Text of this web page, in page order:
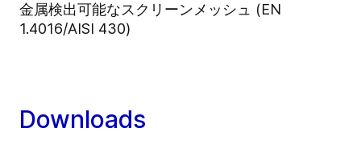
金属検出可能なスクリーンメッシュ (EN
1.4016/AISI 430)
Downloads